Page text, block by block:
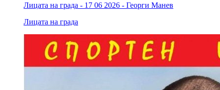
Лицата на града - 17 06 2026 - Георги Манев
Лицата на града